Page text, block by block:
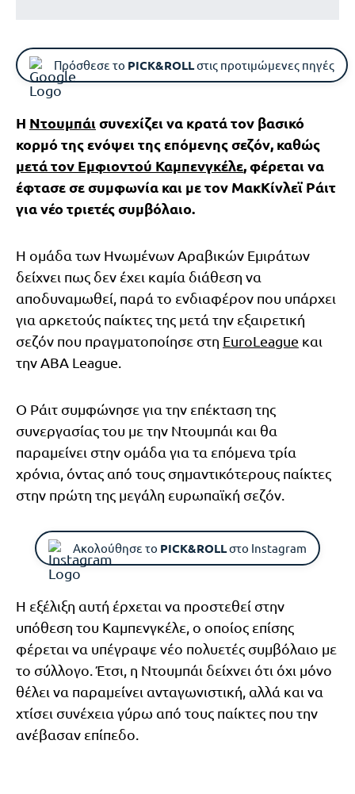
Πρόσθεσε το PICK&ROLLστις προτιμώμενες πηγές
Η Ντουμπάι συνεχίζει να κρατά τον βασικό
κορμό της ενόψει της επόμενης σεζόν, καθώς
μετά τον Εμφιοντού Καμπενγκέλε, φέρεται να
έφτασε σε συμφωνία και με τον ΜακΚίνλεϊ Ράιτ
για νέο τριετές συμβόλαιο.
Η ομάδα των Ηνωμένων Αραβικών Εμιράτων
δείχνει πως δεν έχει καμία διάθεση να
αποδυναμωθεί, παρά το ενδιαφέρον που υπάρχει
για αρκετούς παίκτες της μετά την εξαιρετική
σεζόν που πραγματοποίησε στη EuroLeague και
την ABA League.
Ο Ράιτ συμφώνησε για την επέκταση της
συνεργασίας του με την Ντουμπάι και θα
παραμείνει στην ομάδα για τα επόμενα τρία
χρόνια, όντας από τους σημαντικότερους παίκτες
στην πρώτη της μεγάλη ευρωπαϊκή σεζόν.
Ακολούθησε το PICK&ROLLστο Instagram
Η εξέλιξη αυτή έρχεται να προστεθεί στην
υπόθεση του Καμπενγκέλε, ο οποίος επίσης
φέρεται να υπέγραψε νέο πολυετές συμβόλαιο με
το σύλλογο. Έτσι, η Ντουμπάι δείχνει ότι όχι μόνο
θέλει να παραμείνει ανταγωνιστική, αλλά και να
χτίσει συνέχεια γύρω από τους παίκτες που την
ανέβασαν επίπεδο.